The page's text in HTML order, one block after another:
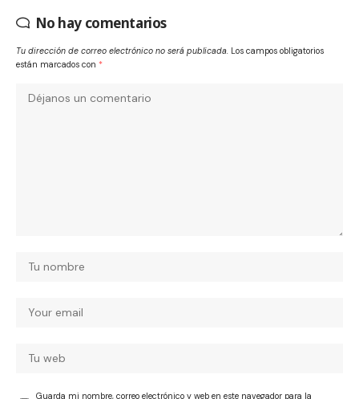
No hay comentarios
Tu dirección de correo electrónico no será publicada. Los campos obligatorios
están marcados con *
Guarda mi nombre, correo electrónico y web en este navegador para la